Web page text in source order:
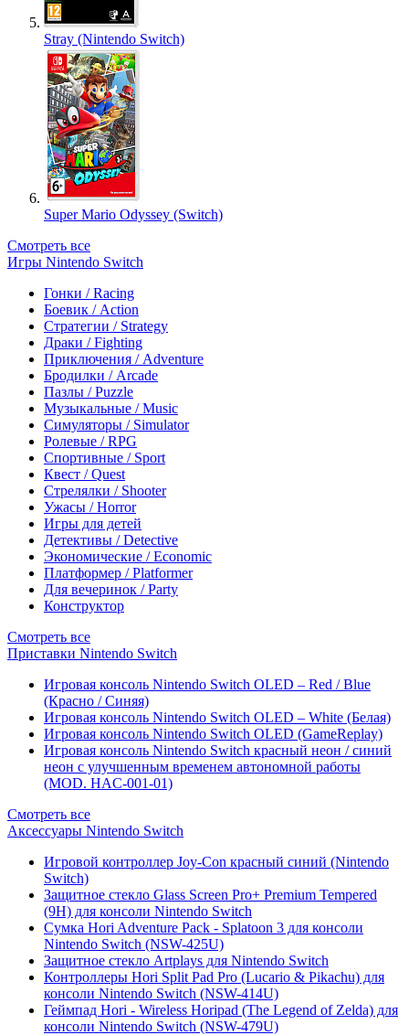
Stray (Nintendo Switch)
Super Mario Odyssey (Switch)
Смотреть все
Игры Nintendo Switch
Гонки / Racing
Боевик / Action
Стратегии / Strategy
Драки / Fighting
Приключения / Adventure
Бродилки / Arcade
Пазлы / Puzzle
Музыкальные / Music
Симуляторы / Simulator
Ролевые / RPG
Спортивные / Sport
Квест / Quest
Стрелялки / Shooter
Ужасы / Horror
Игры для детей
Детективы / Detective
Экономические / Economic
Платформер / Platformer
Для вечеринок / Party
Конструктор
Смотреть все
Приставки Nintendo Switch
Игровая консоль Nintendo Switch OLED – Red / Blue
(Красно / Синяя)
Игровая консоль Nintendo Switch OLED – White (Белая)
Игровая консоль Nintendo Switch OLED (GameReplay)
Игровая консоль Nintendo Switch красный неон / синий
неон с улучшенным временем автономной работы
(MOD. HAC-001-01)
Смотреть все
Аксессуары Nintendo Switch
Игровой контроллер Joy-Con красный синий (Nintendo
Switch)
Защитное стекло Glass Screen Pro+ Premium Tempered
(9H) для консоли Nintendo Switch
Сумка Hori Adventure Pack - Splatoon 3 для консоли
Nintendo Switch (NSW-425U)
Защитное стекло Artplays для Nintendo Switch
Контроллеры Hori Split Pad Pro (Lucario & Pikachu) для
консоли Nintendo Switch (NSW-414U)
Геймпад Hori - Wireless Horipad (The Legend of Zelda) для
консоли Nintendo Switch (NSW-479U)